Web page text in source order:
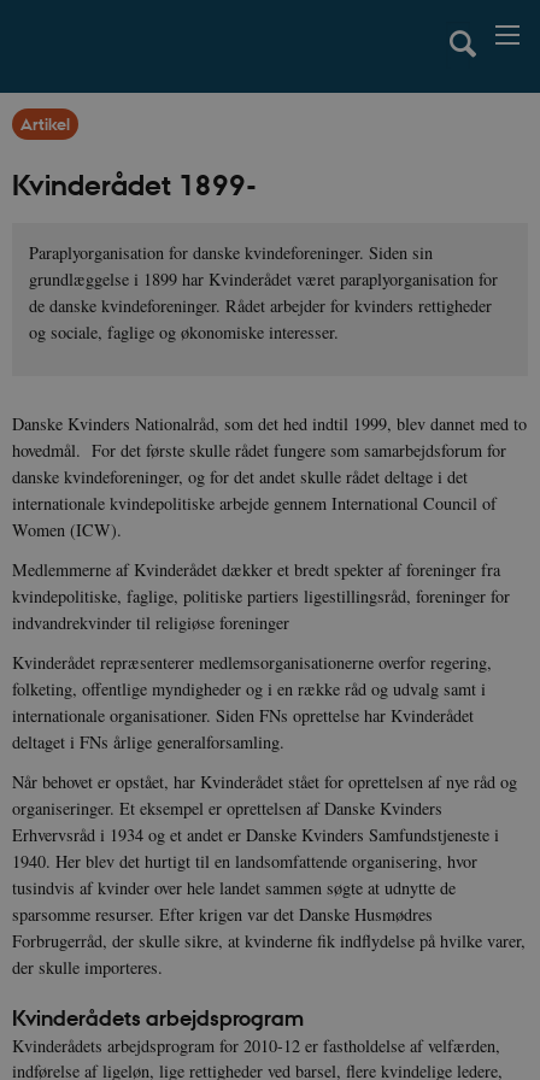
Artikel
Kvinderådet 1899-
Paraplyorganisation for danske kvindeforeninger. Siden sin
grundlæggelse i 1899 har Kvinderådet været paraplyorganisation for
de danske kvindeforeninger. Rådet arbejder for kvinders rettigheder
og sociale, faglige og økonomiske interesser.
Danske Kvinders Nationalråd, som det hed indtil 1999, blev dannet med to
hovedmål. For det første skulle rådet fungere som samarbejdsforum for
danske kvindeforeninger, og for det andet skulle rådet deltage i det
internationale kvindepolitiske arbejde gennem International Council of
Women (ICW).
Medlemmerne af Kvinderådet dækker et bredt spekter af foreninger fra
kvindepolitiske, faglige, politiske partiers ligestillingsråd, foreninger for
indvandrekvinder til religiøse foreninger
Kvinderådet repræsenterer medlemsorganisationerne overfor regering,
folketing, offentlige myndigheder og i en række råd og udvalg samt i
internationale organisationer. Siden FNs oprettelse har Kvinderådet
deltaget i FNs årlige generalforsamling.
Når behovet er opstået, har Kvinderådet stået for oprettelsen af nye råd og
organiseringer. Et eksempel er oprettelsen af Danske Kvinders
Erhvervsråd i 1934 og et andet er Danske Kvinders Samfundstjeneste i
1940. Her blev det hurtigt til en landsomfattende organisering, hvor
tusindvis af kvinder over hele landet sammen søgte at udnytte de
sparsomme resurser. Efter krigen var det Danske Husmødres
Forbrugerråd, der skulle sikre, at kvinderne fik indflydelse på hvilke varer,
der skulle importeres.
Kvinderådets arbejdsprogram
Kvinderådets arbejdsprogram for 2010-12 er fastholdelse af velfærden,
indførelse af ligeløn, lige rettigheder ved barsel, flere kvindelige ledere,